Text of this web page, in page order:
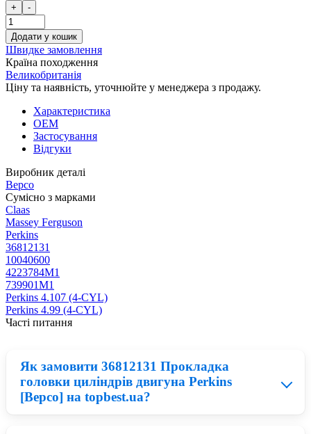
+ -
Додати у кошик
Швидке замовлення
Країна походження
Великобританія
Ціну та наявність, уточнюйте у менеджера з продажу.
Характеристика
OEM
Застосування
Відгуки
Виробник деталі
Bepco
Сумісно з марками
Claas
Massey Ferguson
Perkins
36812131
10040600
4223784M1
739901M1
Perkins 4.107 (4-CYL)
Perkins 4.99 (4-CYL)
Часті питання
Як замовити 36812131 Прокладка
головки циліндрів двигуна Perkins
[Bepco] на topbest.ua?